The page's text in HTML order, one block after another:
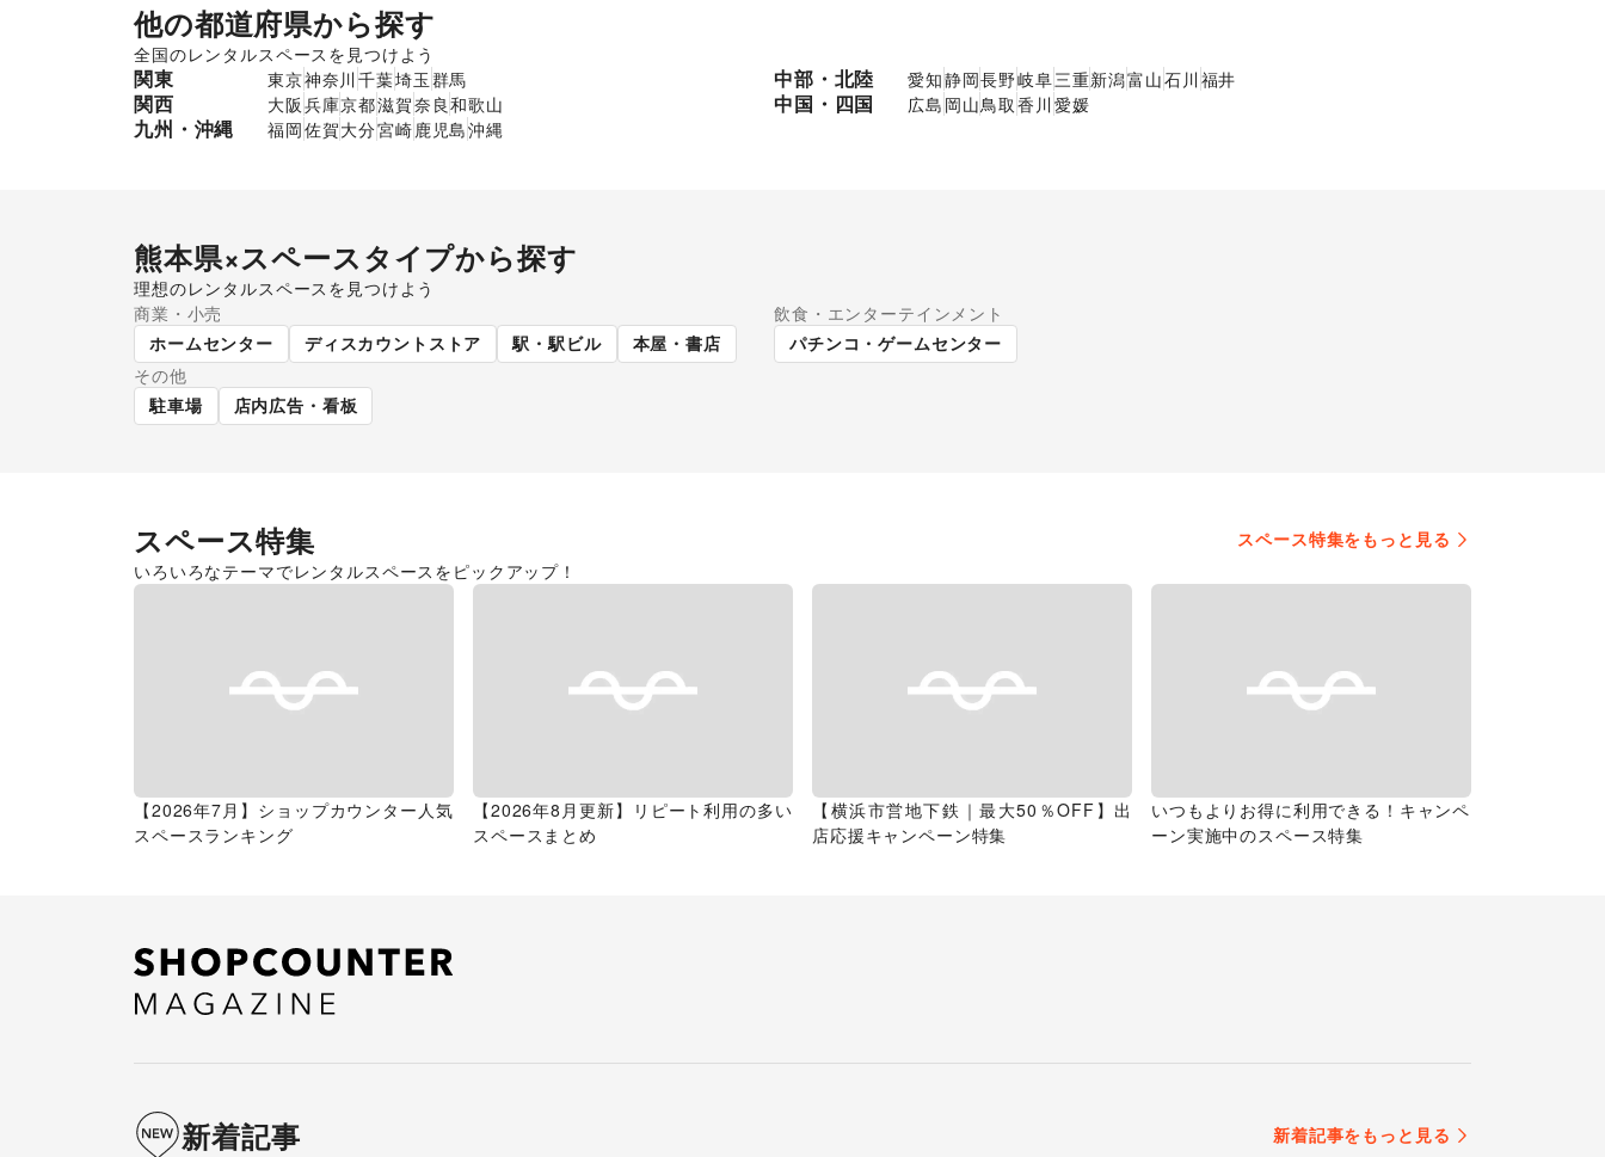
他の都道府県から探す
全国のレンタルスペースを見つけよう
関東 東京神奈川 千葉埼玉 群馬 中部・北陸 愛知静岡長野岐阜三重新潟富山石川 福井
関西 大阪 兵庫京都滋賀奈良和歌山 中国・四国 広島 岡山鳥取 香川 愛媛
九州・沖縄 福岡佐賀大分宮崎 鹿児島沖縄
熊本県×スペースタイプから探す
理想のレンタルスペースを見つけよう
ショッピングモール スーパーマーケット 路面店舗
商業・小売
ホームセンター
ディスカウントストア 駅・駅ビル 本屋・書店
飲食・エンターテインメント
パチンコ・ゲームセンター
その他
駐車場
店内広告・看板
スペース特集
スペース特集をもっと見る
いろいろなテーマでレンタルスペースをピックアップ！
【2026年7月】ショップカウンター人気
スペースランキング
【2026年8月更新】リピート利用の多い
スペースまとめ
【横浜市営地下鉄｜最大50％OFF】出
店応援キャンペーン特集
いつもよりお得に利用できる！キャンペ
ーン実施中のスペース特集
新着記事
新着記事をもっと見る